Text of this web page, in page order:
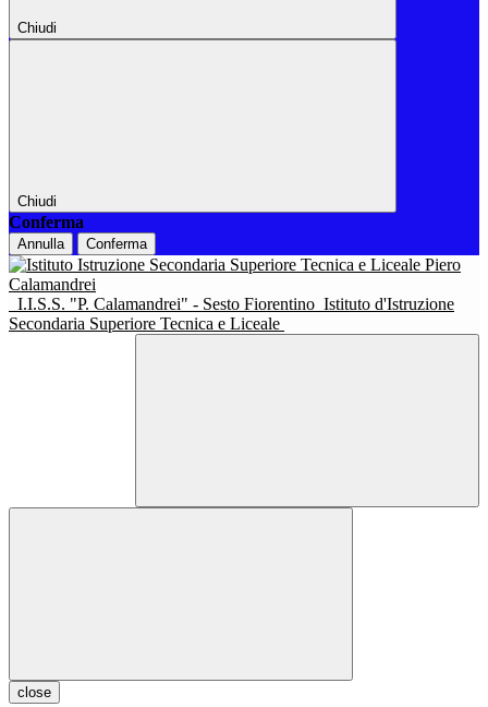
Chiudi
Chiudi
Conferma
Annulla Conferma
I.I.S.S. "P. Calamandrei" - Sesto Fiorentino Istituto d'Istruzione
Secondaria Superiore Tecnica e Liceale
close